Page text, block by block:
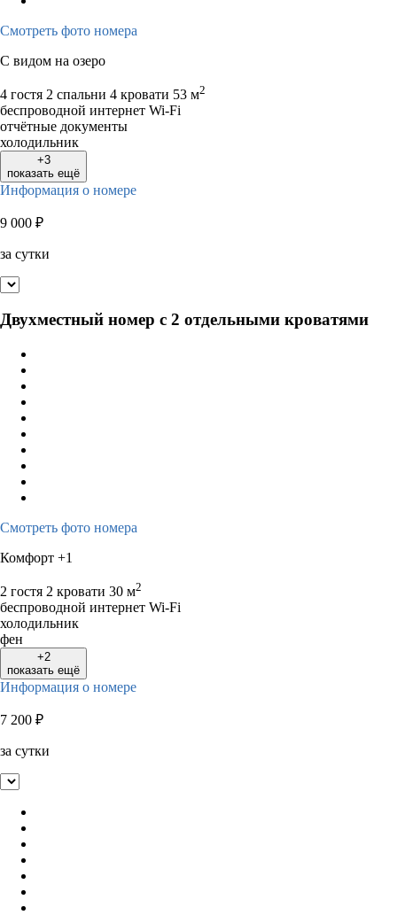
Смотреть фото номера
С видом на озеро
4 гостя 2 спальни 4 кровати 53 м2
беспроводной интернет Wi-Fi
отчётные документы
холодильник
+3
показать ещё
Информация о номере
9 000 ₽
за сутки
Двухместный номер с 2 отдельными кроватями
Смотреть фото номера
Комфорт +1
2 гостя 2 кровати 30 м2
беспроводной интернет Wi-Fi
холодильник
фен
+2
показать ещё
Информация о номере
7 200 ₽
за сутки